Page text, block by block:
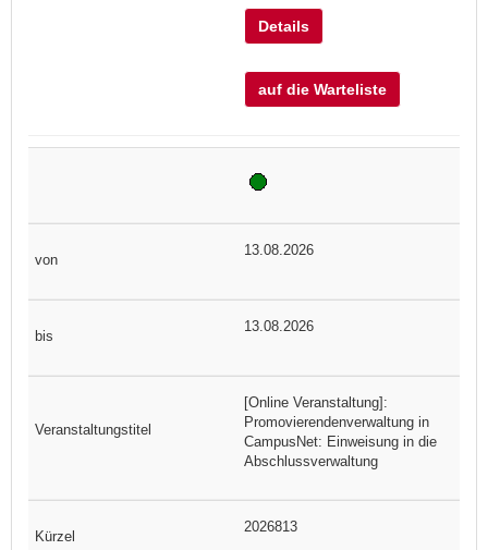
Details
auf die Warteliste
13.08.2026
13.08.2026
[Online Veranstaltung]:
Promovierendenverwaltung in
CampusNet: Einweisung in die
Abschlussverwaltung
2026813